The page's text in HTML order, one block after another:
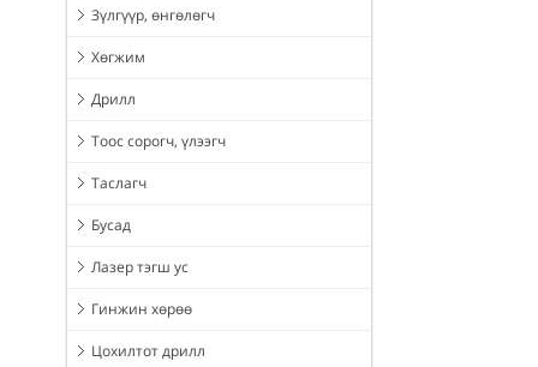
Зүлгүүр, өнгөлөгч
Хөгжим
Дрилл
Тоос сорогч, үлээгч
Таслагч
Бусад
Лазер тэгш ус
Гинжин хөрөө
Цохилтот дрилл